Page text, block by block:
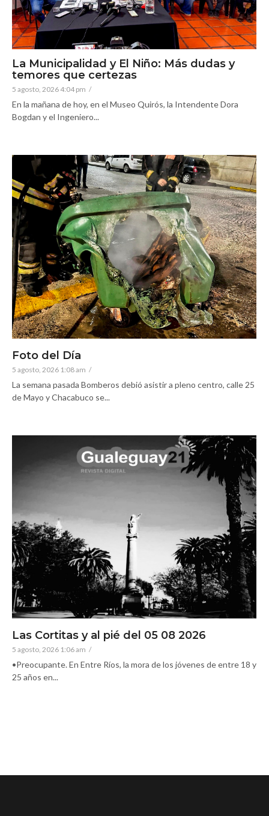
La Municipalidad y El Niño: Más dudas y
temores que certezas
5 agosto, 2026 4:04 pm /
En la mañana de hoy, en el Museo Quirós, la Intendente Dora
Bogdan y el Ingeniero...
Foto del Día
5 agosto, 2026 1:08 am /
La semana pasada Bomberos debió asistir a pleno centro, calle 25
de Mayo y Chacabuco se...
Las Cortitas y al pié del 05 08 2026
5 agosto, 2026 1:06 am /
•Preocupante. En Entre Ríos, la mora de los jóvenes de entre 18 y
25 años en...